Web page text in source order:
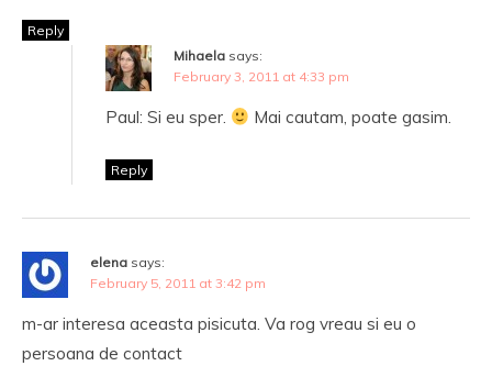
Reply
Mihaela says:
February 3, 2011 at 4:33 pm
Paul: Si eu sper. Mai cautam, poate gasim.
Reply
elena says:
February 5, 2011 at 3:42 pm
m-ar interesa aceasta pisicuta. Va rog vreau si eu o
persoana de contact